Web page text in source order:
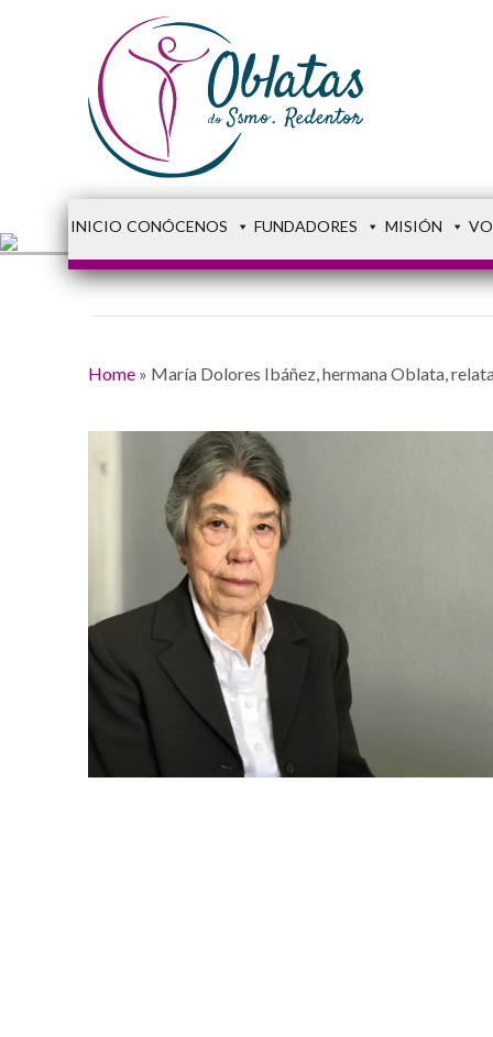
INICIO CONÓCENOS FUNDADORES MISIÓN
Home» María Dolores Ibáñez, hermana Oblata,